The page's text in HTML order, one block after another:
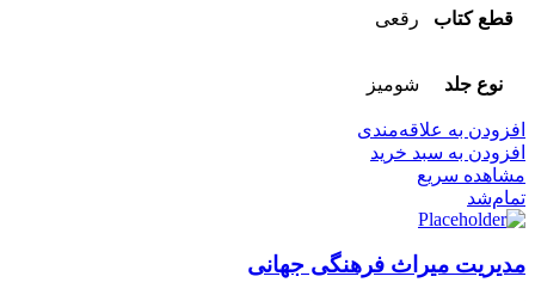
قطع کتاب رقعی
نوع جلد شومیز
افزودن به علاقه‌مندی
افزودن به سبد خرید
مشاهده سریع
تمام‌شد
مدیریت میراث فرهنگی جهانی